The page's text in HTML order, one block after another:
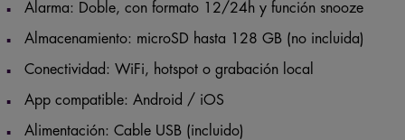
Alarma: Doble, con formato 12/24h y función snooze
Almacenamiento: microSD hasta 128 GB (no incluida)
Conectividad: WiFi, hotspot o grabación local
App compatible: Android / iOS
Alimentación: Cable USB (incluido)